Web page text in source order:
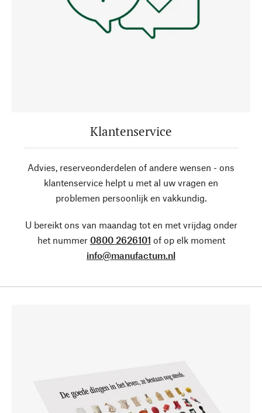
Klantenservice
Advies, reserveonderdelen of andere wensen - ons
klantenservice helpt u met al uw vragen en
problemen persoonlijk en vakkundig.
U bereikt ons van maandag tot en met vrijdag onder
het nummer 0800 2626101 of op elk moment
info@manufactum.nl